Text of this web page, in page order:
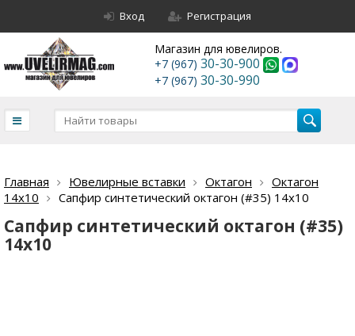
Вход Регистрация
Магазин для ювелиров.
+7 (967) 30-30-900
+7 (967) 30-30-990
Главная Ювелирные вставки Октагон
Октагон
14х10
Сапфир синтетический октагон (#35) 14х10
Сапфир синтетический октагон (#35)
14х10